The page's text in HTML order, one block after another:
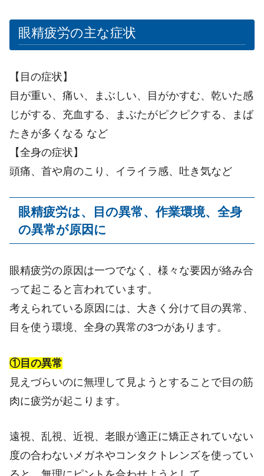
眼精疲労の主な症状
【目の症状】
目が重い、痛い、まぶしい、目がかすむ、乾いた感
じがする、充血する、まぶたがピクピクする、まば
たきが多くなる など
【全身の症状】
頭痛、首や肩のこり、イライラ感、吐き気など
眼精疲労は、目の異常、作業環境、全身
の異常が原因に
眼精疲労の原因は一つでなく、様々な要因が絡み合
って起こると言われています。
考えられている原因には、大きく分けて目の異常、
目を使う環境、全身の異常の3つがあります。
①目の異常
見えづらいのに無理して見ようとすることで目の筋
肉に疲労が起こります。
遠視、乱視、近視、老眼が適正に矯正されていない
度の合わないメガネやコンタクトレンズを使ってい